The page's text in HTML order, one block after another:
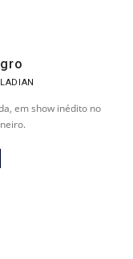
em show inédito no